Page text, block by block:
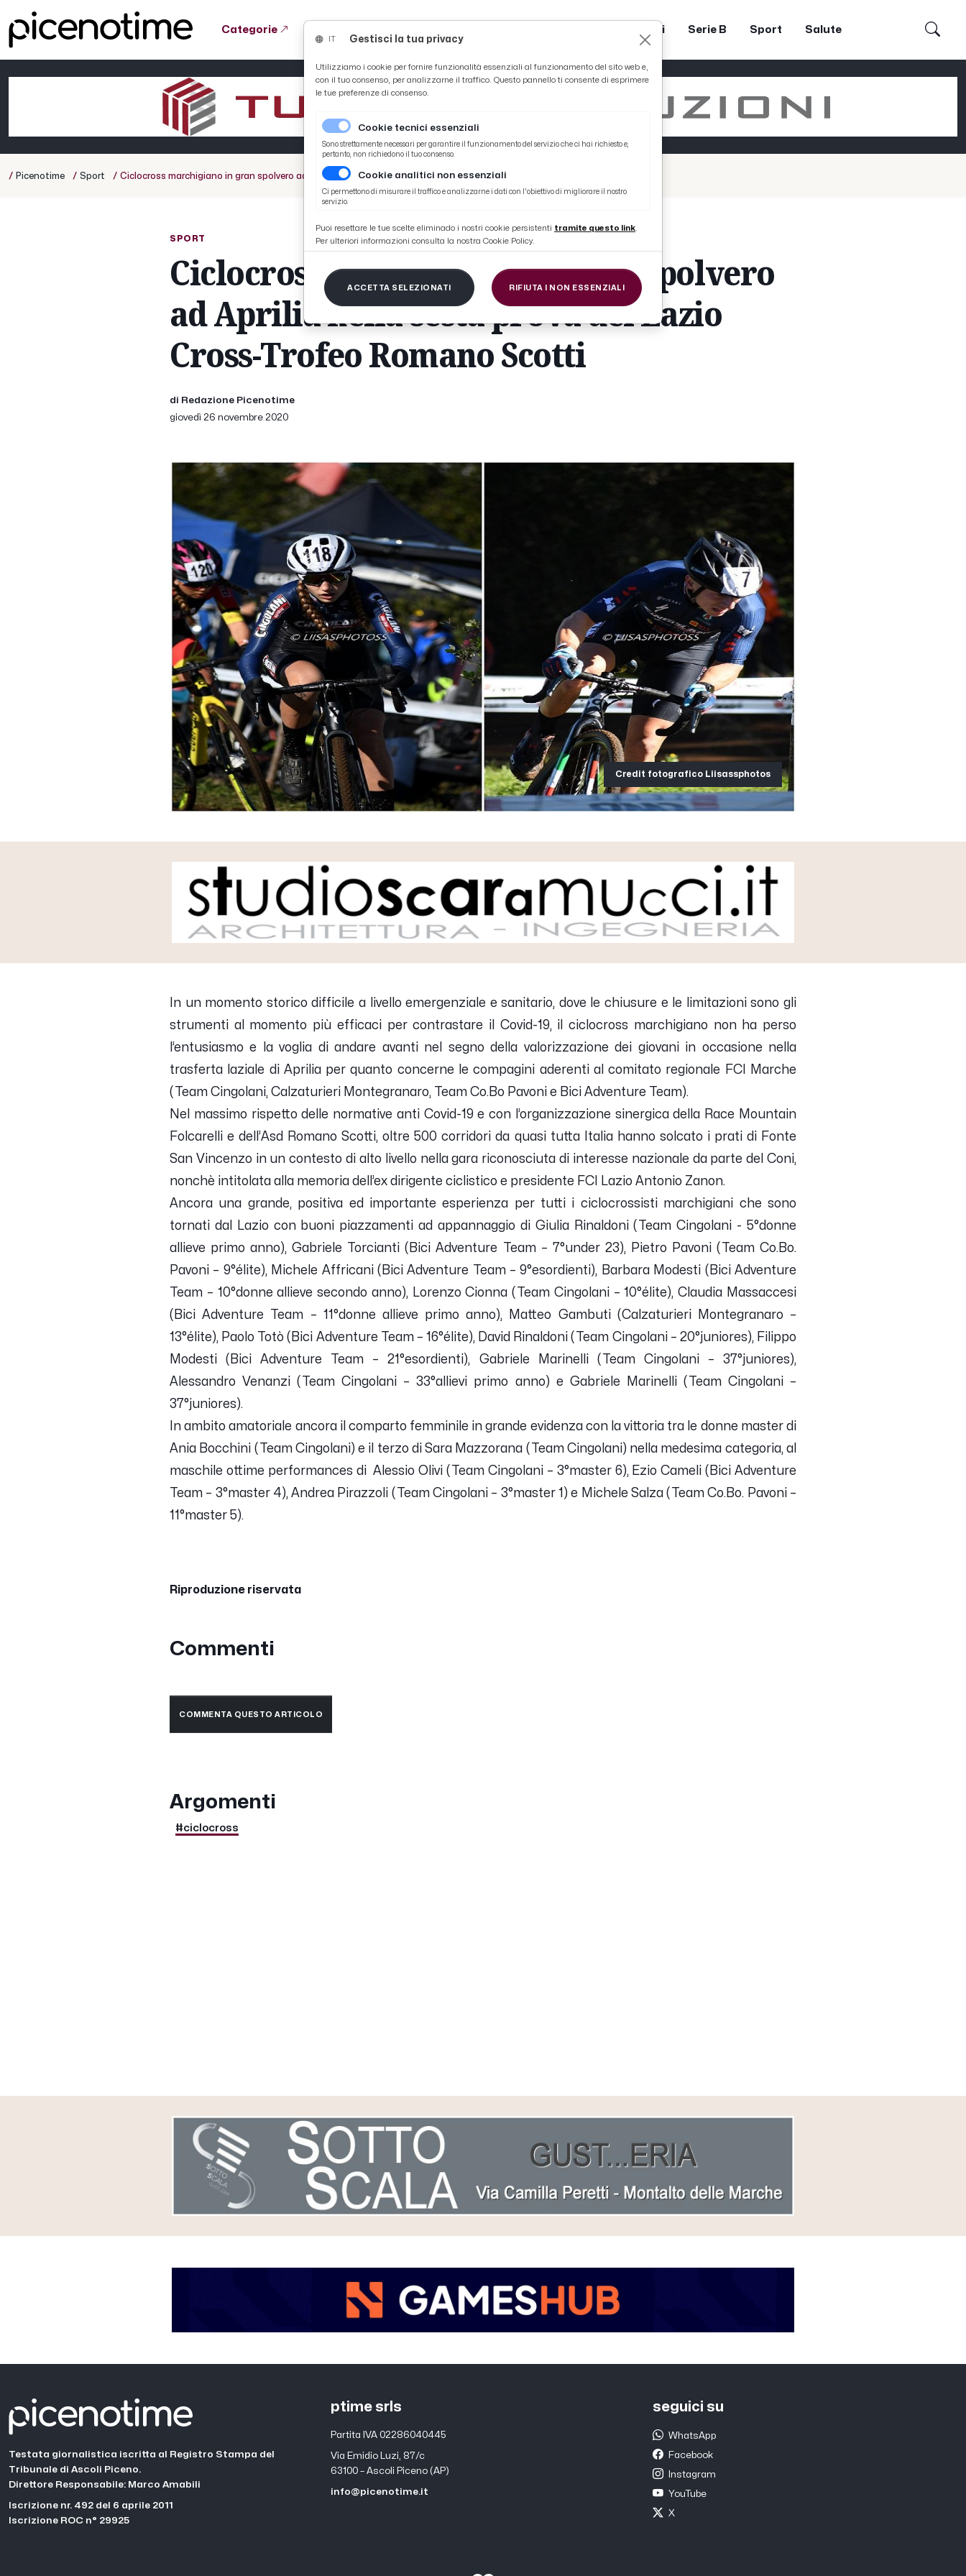
Categorie Coppa Teodori Serie B Sport Salute
/ Picenotime / Sport / Ciclocross marchigiano in gran spolvero ad Aprilia nella sesta prova del Lazio Cross-Trofeo Romano Scotti
SPORT
Ciclocross marchigiano in gran spolvero
ad Aprilia nella sesta prova del Lazio
Cross-Trofeo Romano Scotti
di Redazione Picenotime
giovedì 26 novembre 2020
Credit fotografico Liisassphotos
In un momento storico difficile a livello emergenziale e sanitario, dove le chiusure e le limitazioni sono gli
strumenti al momento più efficaci per contrastare il Covid-19, il ciclocross marchigiano non ha perso
l’entusiasmo e la voglia di andare avanti nel segno della valorizzazione dei giovani in occasione nella
trasferta laziale di Aprilia per quanto concerne le compagini aderenti al comitato regionale FCI Marche
(Team Cingolani, Calzaturieri Montegranaro, Team Co.Bo Pavoni e Bici Adventure Team).
Nel massimo rispetto delle normative anti Covid-19 e con l’organizzazione sinergica della Race Mountain
Folcarelli e dell’Asd Romano Scotti, oltre 500 corridori da quasi tutta Italia hanno solcato i prati di Fonte
San Vincenzo in un contesto di alto livello nella gara riconosciuta di interesse nazionale da parte del Coni,
nonchè intitolata alla memoria dell’ex dirigente ciclistico e presidente FCI Lazio Antonio Zanon.
Ancora una grande, positiva ed importante esperienza per tutti i ciclocrossisti marchigiani che sono
tornati dal Lazio con buoni piazzamenti ad appannaggio di Giulia Rinaldoni (Team Cingolani - 5°donne
allieve primo anno), Gabriele Torcianti (Bici Adventure Team – 7°under 23), Pietro Pavoni (Team Co.Bo.
Pavoni – 9°élite), Michele Affricani (Bici Adventure Team – 9°esordienti), Barbara Modesti (Bici Adventure
Team – 10°donne allieve secondo anno), Lorenzo Cionna (Team Cingolani – 10°élite), Claudia Massaccesi
(Bici Adventure Team – 11°donne allieve primo anno), Matteo Gambuti (Calzaturieri Montegranaro –
13°élite), Paolo Totò (Bici Adventure Team – 16°élite), David Rinaldoni (Team Cingolani – 20°juniores), Filippo
Modesti (Bici Adventure Team – 21°esordienti), Gabriele Marinelli (Team Cingolani – 37°juniores),
Alessandro Venanzi (Team Cingolani – 33°allievi primo anno) e Gabriele Marinelli (Team Cingolani –
37°juniores).
In ambito amatoriale ancora il comparto femminile in grande evidenza con la vittoria tra le donne master di
Ania Bocchini (Team Cingolani) e il terzo di Sara Mazzorana (Team Cingolani) nella medesima categoria, al
maschile ottime performances di Alessio Olivi (Team Cingolani – 3°master 6), Ezio Cameli (Bici Adventure
Team – 3°master 4), Andrea Pirazzoli (Team Cingolani – 3°master 1) e Michele Salza (Team Co.Bo. Pavoni –
11°master 5).
Riproduzione riservata
Commenti
COMMENTA QUESTO ARTICOLO
Argomenti
#ciclocross
Testata giornalistica iscritta al Registro Stampa del
Tribunale di Ascoli Piceno.
Direttore Responsabile: Marco Amabili
Iscrizione nr. 492 del 6 aprile 2011
Iscrizione ROC n° 29925
ptime srls
Partita IVA 02286040445
Via Emidio Luzi, 87/c
63100 – Ascoli Piceno (AP)
info@picenotime.it
seguici su
WhatsApp
Facebook
Instagram
YouTube
X
Gestisci la tua privacy
Utilizziamo i cookie per fornire funzionalità essenziali al funzionamento del sito web e,
con il tuo consenso, per analizzarne il traffico. Questo pannello ti consente di esprimere
le tue preferenze di consenso.
Cookie tecnici essenziali
Sono strettamente necessari per garantire il funzionamento del servizio che ci hai richiesto e,
pertanto, non richiedono il tuo consenso.
Cookie analitici non essenziali
Ci permettono di misurare il traffico e analizzarne i dati con l'obiettivo di migliorare il nostro
servizio.
Puoi resettare le tue scelte eliminado i nostri cookie persistenti tramite questo link.
Per ulteriori informazioni consulta la nostra Cookie Policy.
ACCETTA SELEZIONATI RIFIUTA I NON ESSENZIALI